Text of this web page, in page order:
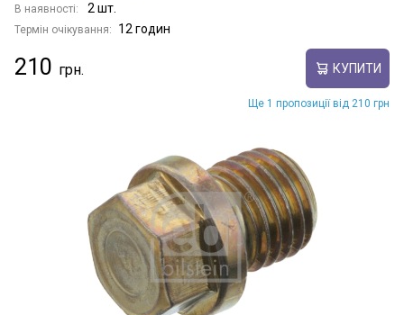
В наявності: 2 шт.
Термін очікування: 12 годин
210 КУПИТИ
Ще 1 пропозиції від 210 грн